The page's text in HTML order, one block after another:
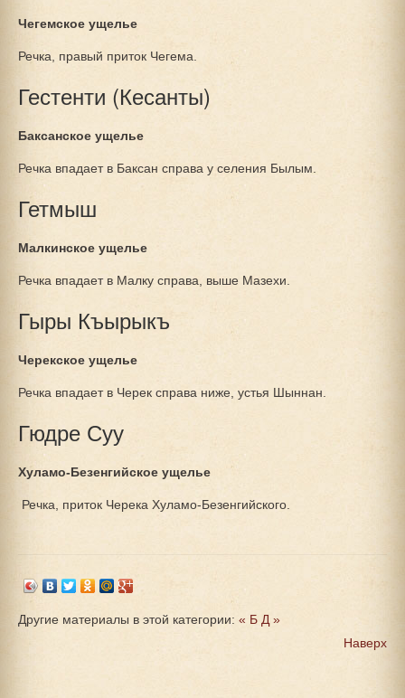
Чегемское ущелье
Речка, правый приток Чегема.
Гестенти (Кесанты)
Баксанское ущелье
Речка впадает в Баксан справа у селения Былым.
Гетмыш
Малкинское ущелье
Речка впадает в Малку справа, выше Мазехи.
Гыры Къырыкъ
Черекское ущелье
Речка впадает в Черек справа ниже, устья Шыннан.
Гюдре Суу
Хуламо-Безенгийское ущелье
Речка, приток Черека Хуламо-Безенгийского.
Другие материалы в этой категории: « Б Д »
Наверх